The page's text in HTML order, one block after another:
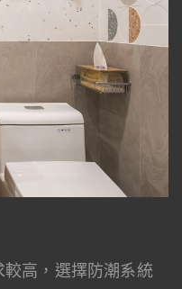
高，選擇防潮系統